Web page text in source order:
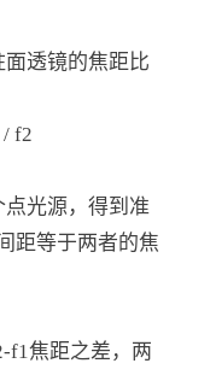
透镜的焦距比
/ f2
光源，得到准
距等于两者的焦
f1焦距之差，两